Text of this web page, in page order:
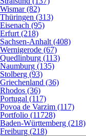
Wismar (82)
Thüringen (313)
Eisenach (95)
Erfurt (218)
Sachsen-Anhalt (408)
Wernigerode (67)
Quedlinburg (113)
Naumburg (135)
Stolberg (93)
Griechenland (36)
Rhodos (36)
Portugal (117)
Povoa de Varzim (117)
Portfolio (11728)
Baden-Württemberg (218)
Freiburg (218)